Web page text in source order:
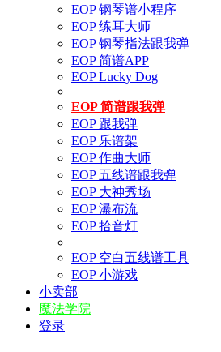
EOP 钢琴谱小程序
EOP 练耳大师
EOP 钢琴指法跟我弹
EOP 简谱APP
EOP Lucky Dog
EOP 简谱跟我弹
EOP 跟我弹
EOP 乐谱架
EOP 作曲大师
EOP 五线谱跟我弹
EOP 大神秀场
EOP 瀑布流
EOP 拾音灯
EOP 空白五线谱工具
EOP 小游戏
小卖部
魔法学院
登录